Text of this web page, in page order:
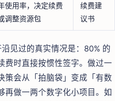
使用率，决定续费
调整资源包
续费建
议书
见过的真实情况是：80% 的
费时直接按惯性签字。做过一
策会从「拍脑袋」变成「有数
再做一两个数字化小项目。如